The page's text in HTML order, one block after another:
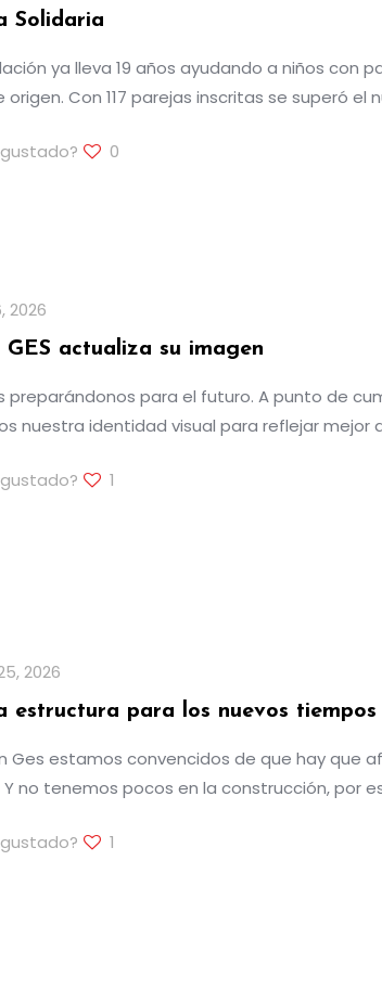
Solidaria
ya lleva 19 años ayudando a niños con
origen. Con 117 parejas inscritas se superó el
0
2026
GES actualiza su imagen
preparándonos para el futuro. A punto de
nuestra identidad visual para reflejar mejor
1
2026
estructura para los nuevos tiempos
Ges estamos convencidos de que hay que
no tenemos pocos en la construcción, por
1